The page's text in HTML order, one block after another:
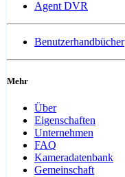
Agent DVR
Benutzerhandbücher
Mehr
Über
Eigenschaften
Unternehmen
FAQ
Kameradatenbank
Gemeinschaft